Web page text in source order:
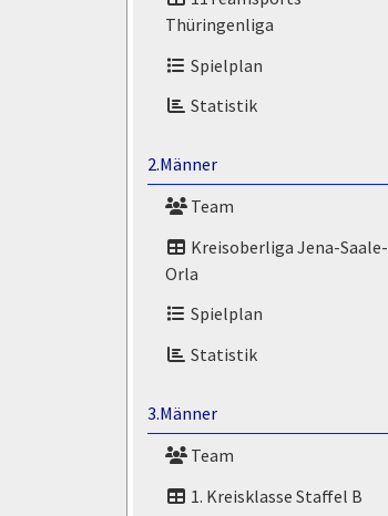
Thüringenliga
Spielplan
Statistik
2.Männer
Team
Kreisoberliga Jena-Saale-
Orla
Spielplan
Statistik
3.Männer
Team
1. Kreisklasse Staffel B